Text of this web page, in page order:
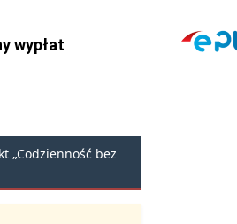
wypłat
„Codzienność bez